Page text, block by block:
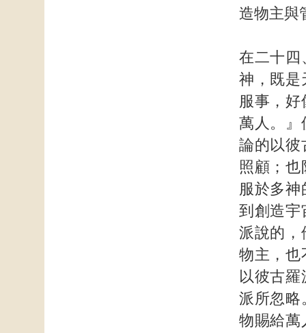
造物主與
在二十四
神，既是
服事，
萬人。』
論的以彼
照顧；
服於多
到創造宇
派說的，
物主，也
以彼古
派所忽略
物賜給萬